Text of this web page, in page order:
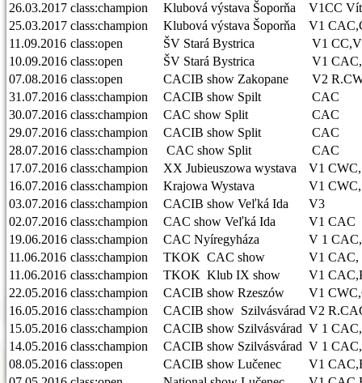
26.03.2017 class:champion Klubová výstava Šoporňa V1CC
25.03.2017 class:champion Klubová výstava Šoporňa V1
11.09.2016 class:open ŠV Stará Bystrica V1
10.09.2016 class:open ŠV Stará Bystrica V1
07.08.2016 class:open CACIB show Zakopane V2
31.07.2016 class:champion CACIB show Spilt
30.07.2016 class:champion CAC show Split CAC
29.07.2016 class:champion CACIB show Split CAC
28.07.2016 class:champion CAC show Split CAC
17.07.2016 class:champion XX Jubieuszowa wystava V1
16.07.2016 class:champion Krajowa Wystava V1
03.07.2016 class:champion CACIB show Veľká Ida V3
02.07.2016 class:champion CAC show Veľká Ida V1 CAC
19.06.2016 class:champion CAC Nyíregyháza V 1
11.06.2016 class:champion TKOK CAC show V1 CAC,
11.06.2016 class:champion TKOK Klub IX show V1
22.05.2016 class:champion CACIB show Rzeszów V1
16.05.2016 class:champion CACIB show Szilvásvárad V2
15.05.2016 class:champion CACIB show Szilvásvárad V 1
14.05.2016 class:champion CACIB show Szilvásvárad V 1
08.05.2016 class:open CACIB show Lučenec V1